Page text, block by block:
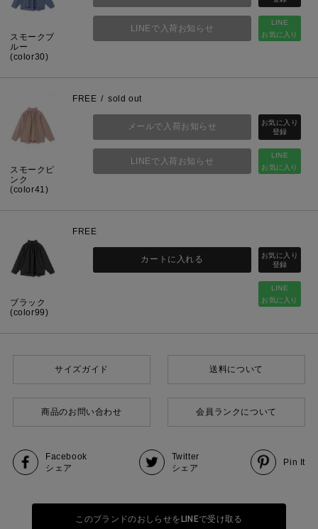
スモークブ
ルー
(color30)
LINE
お気に入り
LINEで入荷お知らせ
スモークピ
ンク
(color41)
FREE sold out
LINE
お気に入り
メールで入荷お知らせ
LINEで入荷お知らせ
ブラック
(color99)
FREE
LINE
お気に入り
カートに入れる
サイズガイド 送料について
商品のお問い合わせ 会員ランクについて
Facebook
シェア
Twitter
シェア
Pin It
このブランドのおしらせをLINEで受け取る